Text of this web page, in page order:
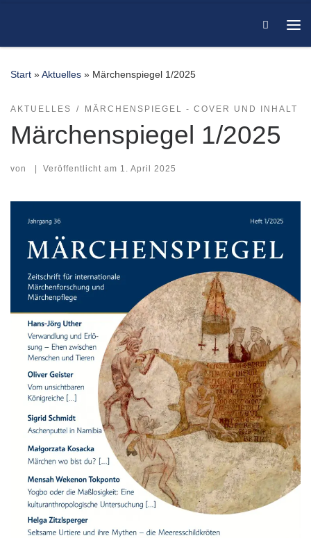
Search
Start »Aktuelles » Märchenspiegel 1/2025
AKTUELLES MÄRCHENSPIEGEL - COVER UND INHALT
Märchenspiegel 1/2025
von | Veröffentlicht am 1. April 2025